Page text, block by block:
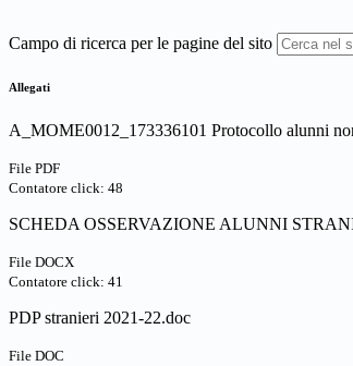
Campo di ricerca per le pagine del sito
Allegati
A_MOME0012_173336101 Protocollo alunni
File PDF
Contatore click: 48
SCHEDA OSSERVAZIONE ALUNNI
File DOCX
Contatore click: 41
PDP stranieri 2021-22.doc
File DOC